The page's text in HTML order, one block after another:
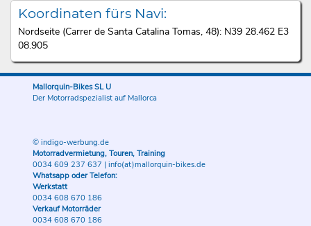
Koordinaten fürs Navi:
Nordseite (Carrer de Santa Catalina Tomas, 48): N39 28.462 E3
08.905
Mallorquin-Bikes SL U
Der Motorradspezialist auf Mallorca
© indigo-werbung.de
Motorradvermietung, Touren, Training
0034 609 237 637 | info(at)mallorquin-bikes.de
Whatsapp oder Telefon:
Werkstatt
0034 608 670 186
Verkauf Motorräder
0034 608 670 186